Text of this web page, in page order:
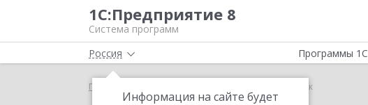
1С:Предприятие 8
Система программ
Россия
Информация на сайте будет
Программы 1С
Главная Бишкек